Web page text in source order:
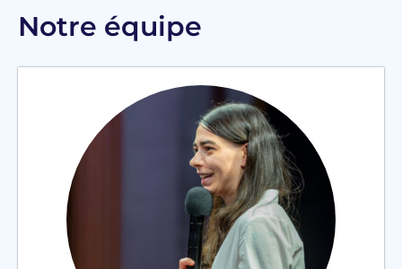
Notre équipe